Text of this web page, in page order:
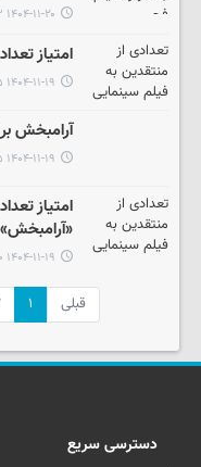
۱۴۰۴-۱۱-۲۰ ۰۱:۴۳
امتیاز
۱۴۰۴-۱۱-۱۹ ۲۳:۴۵
آرامبخش
۱۴۰۴-۱۱-۱۹ ۲۱:۱۵
امتیاز
«آرامبخش»
۱۴۰۴-۱۱-۱۹ ۲۱:۰۰
قبلی ۱
دسترسی سریع